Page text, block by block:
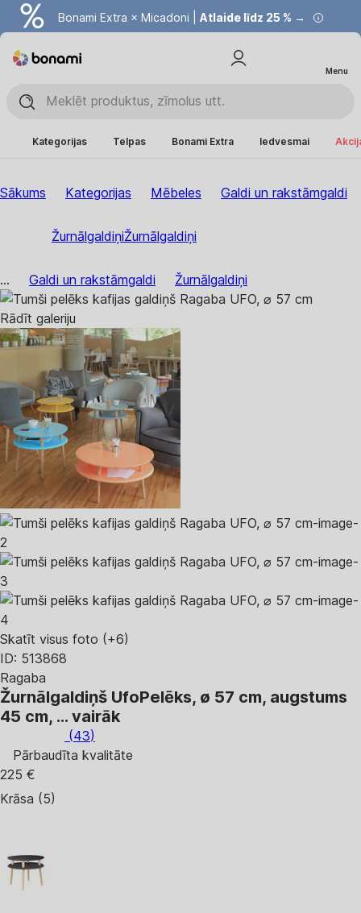
Bonami Extra × Micadoni | Atlaide līdz 25 % →
Menu
Kategorijas Telpas Bonami Extra Iedvesmai
Sākums Kategorijas Mēbeles Galdi un rakstāmgaldi
ŽurnālgaldiņiŽurnālgaldiņi
... Galdi un rakstāmgaldi Žurnālgaldiņi
Rādīt galeriju
Skatīt visus foto (+6)
ID: 513868
Ragaba
Žurnālgaldiņš UfoPelēks, ø 57 cm, augstums
45 cm, … vairāk
(43)
Pārbaudīta kvalitāte
225 €
Krāsa (5)